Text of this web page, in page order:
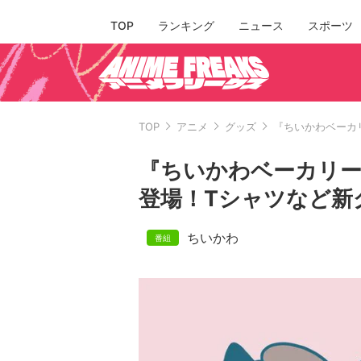
TOP ランキング ニュース スポーツ
TOP アニメ グッズ 『ちいかわベー
『ちいかわベーカリ
登場！Tシャツなど新
ちいかわ